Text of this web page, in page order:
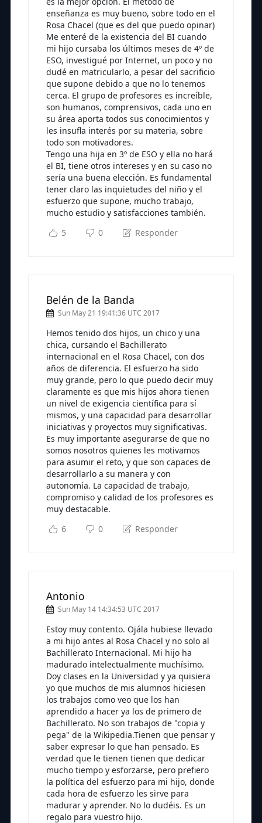
enseñanza es muy bueno, sobre todo en el
Rosa Chacel (que es del que puedo opinar)
Me enteré de la existencia del BI cuando
mi hijo cursaba los últimos meses de 4º de
ESO, investigué por Internet, un poco y no
dudé en matricularlo, a pesar del sacrificio
que supone debido a que no lo tenemos
cerca. El grupo de profesores es increíble,
son humanos, comprensivos, cada uno en
su área aporta todos sus conocimientos y
les insufla interés por su materia, sobre
todo son motivadores.
Tengo una hija en 3º de ESO y ella no hará
el BI, tiene otros intereses y en su caso no
sería una buena elección. Es fundamental
tener claro las inquietudes del niño y el
esfuerzo que supone, mucho trabajo,
mucho estudio y satisfacciones también.
5
0 Responder
Belén de la Banda
Sun May 21 19:41:36 UTC 2017
Hemos tenido dos hijos, un chico y una
chica, cursando el Bachillerato
internacional en el Rosa Chacel, con dos
años de diferencia. El esfuerzo ha sido
muy grande, pero lo que puedo decir muy
claramente es que mis hijos ahora tienen
un nivel de exigencia científica para sí
mismos, y una capacidad para desarrollar
iniciativas y proyectos muy significativas.
Es muy importante asegurarse de que no
somos nosotros quienes les motivamos
para asumir el reto, y que son capaces de
desarrollarlo a su manera y con
autonomía. La capacidad de trabajo,
compromiso y calidad de los profesores es
muy destacable.
6
0 Responder
Antonio
Sun May 14 14:34:53 UTC 2017
Estoy muy contento. Ojála hubiese llevado
a mi hijo antes al Rosa Chacel y no solo al
Bachillerato Internacional. Mi hijo ha
madurado intelectualmente muchísimo.
Doy clases en la Universidad y ya quisiera
yo que muchos de mis alumnos hiciesen
los trabajos como veo que los han
aprendido a hacer ya los de primero de
Bachillerato. No son trabajos de "copia y
pega" de la Wikipedia.Tienen que pensar y
saber expresar lo que han pensado. Es
verdad que le tienen tienen que dedicar
mucho tiempo y esforzarse, pero prefiero
la política del esfuerzo para mi hijo, donde
cada hora de esfuerzo les sirve para
madurar y aprender. No lo dudéis. Es un
regalo para vuestro hijo.